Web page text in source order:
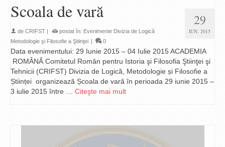
29
IUN. 2015
Scoala de vară
de CRIFST | postat în: Evenimente Divizia de Logică
Metodologie şi Filosofie a Ştiinţei | 0
Data evenimentului: 29 Iunie 2015 – 04 Iulie 2015 ACADEMIA
ROMÂNĂ Comitetul Român pentru Istoria şi Filosofia Ştiinţei şi
Tehnicii (CRIFST) Divizia de Logică, Metodologie și Filosofie a
Științei organizează Școala de vară în perioada 29 iunie 2015 –
3 iulie 2015 între … Citeşte mai mult